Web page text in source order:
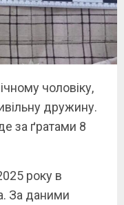
чоловіку,
дружину.
за ґратами 8
року в
За даними